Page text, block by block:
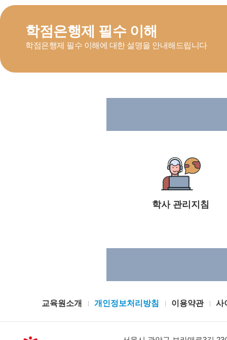
경영학개론
경제학개론
교육사회학
노인복지론
리더십
학점은행제 필수 이해
학점은행제 필수 이해에 대한 설명을 안내해드립니다
학사 관리지침
교육원소개 개인정보처리방침 이용약관 사